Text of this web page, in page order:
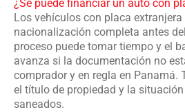
¿Se puede financiar un auto con
Los vehículos con placa extranjera
nacionalización completa antes
proceso puede tomar tiempo y el
avanza si la documentación no
comprador y en regla en Panamá.
el título de propiedad y la
saneados.